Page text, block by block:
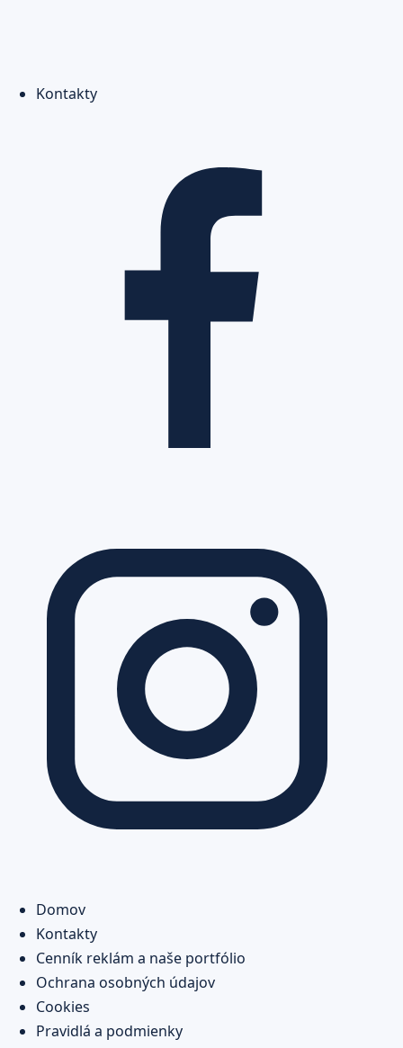
Kontakty
Domov
Kontakty
Cenník reklám a naše portfólio
Ochrana osobných údajov
Cookies
Pravidlá a podmienky